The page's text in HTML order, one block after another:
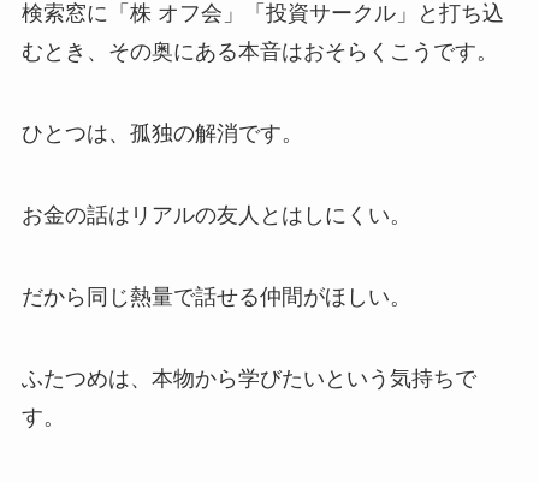
検索窓に「株 オフ会」「投資サークル」と打ち込
むとき、その奥にある本音はおそらくこうです。
ひとつは、孤独の解消です。
お金の話はリアルの友人とはしにくい。
だから同じ熱量で話せる仲間がほしい。
ふたつめは、本物から学びたいという気持ちで
す。